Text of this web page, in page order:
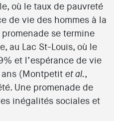
où le taux de pauvreté
de vie des hommes à la
se termine
au Lac St-Louis, où le
et l’espérance de vie
ans (Montpetit et al.,
Une promenade de
inégalités sociales et